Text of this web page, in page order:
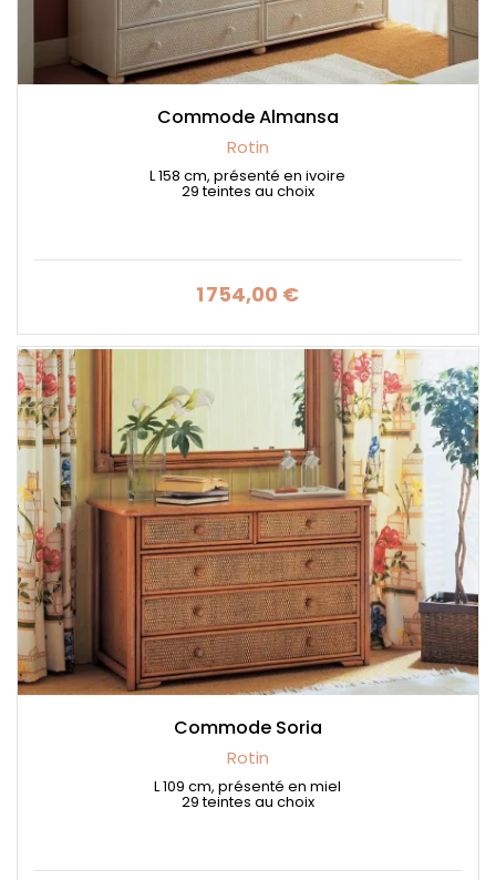
Commode Almansa
Rotin
L 158 cm, présenté en ivoire
29 teintes au choix
Prix
1 754,00 €
Commode Soria
Rotin
L 109 cm, présenté en miel
29 teintes au choix